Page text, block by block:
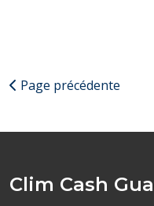
Page précédente
Clim Cash